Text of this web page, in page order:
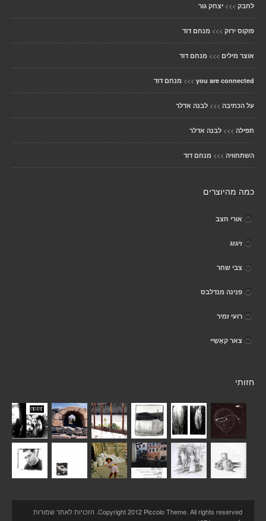
לחבק >>> יצחק גור
פוקוס ירוק >>> מנחם דוד
אוצר מילים >>> מנחם דוד
you are connected
>>> מנחם דוד
על הכתיבה >>> לבנה אדלר
תפילה >>> לבנה אדלר
השתחוויה >>> מנחם דוד
כמה מהיוצרים
אורי חצב
זיגזג
צבי שחר
פנינה מנדלבס
רועי זמיר
צאר קאָשֶיי
חזותי
Copyright 2012 Piccolo Theme. All rights reserved. הזכויות לאתר שמורות